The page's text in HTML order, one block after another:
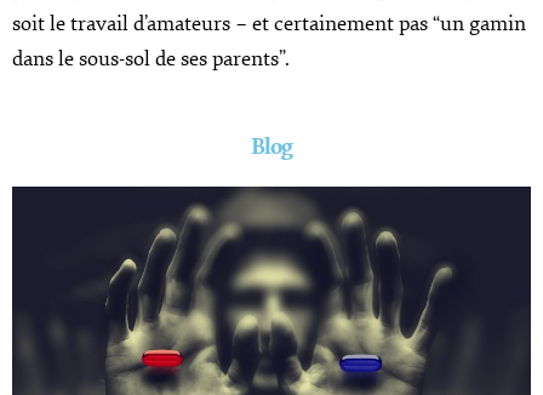
soit le travail d’amateurs – et certainement pas “un gamin
dans le sous-sol de ses parents”.
Blog